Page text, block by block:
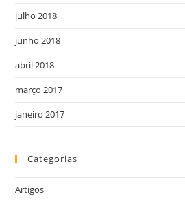
julho 2018
junho 2018
abril 2018
março 2017
janeiro 2017
Categorias
Artigos